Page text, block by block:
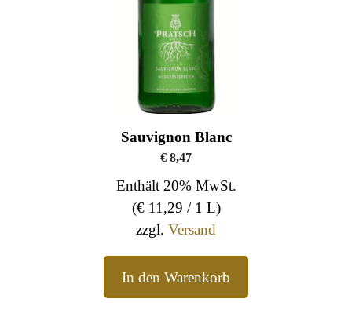
Sauvignon Blanc
€8,47
Enthält 20% MwSt.
(€11,29 / 1 L)
zzgl. Versand
In den Warenkorb